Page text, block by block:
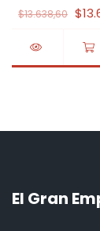
$13.638,60
El Gran